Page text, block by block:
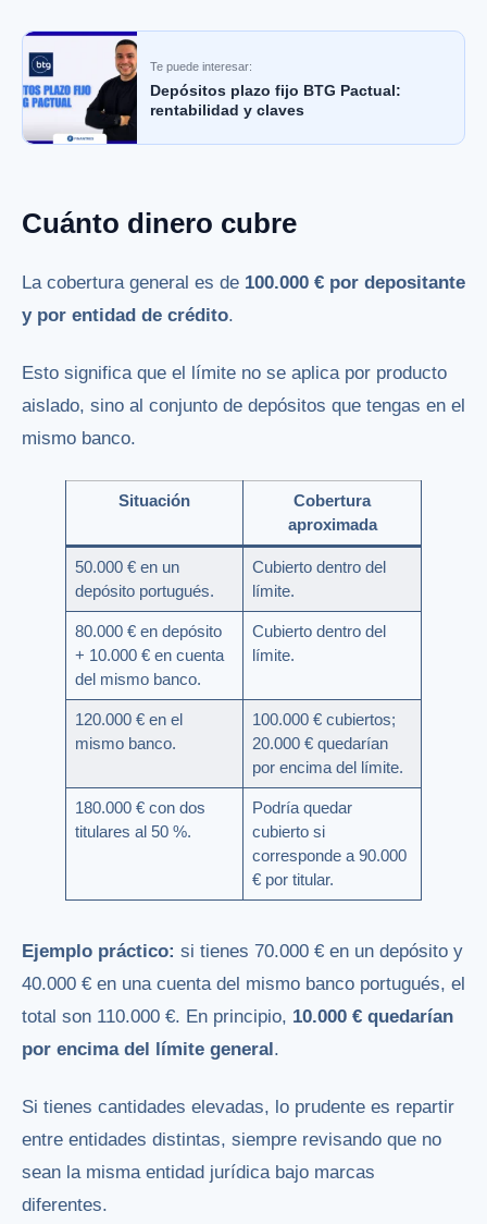
Te puede interesar:
Depósitos plazo fijo BTG Pactual:
rentabilidad y claves
Cuánto dinero cubre
La cobertura general es de 100.000 € por depositante
y por entidad de crédito.
Esto significa que el límite no se aplica por producto
aislado, sino al conjunto de depósitos que tengas en el
mismo banco.
Situación
Cobertura
aproximada
50.000 € en un
depósito portugués.
Cubierto dentro del
límite.
80.000 € en depósito
+ 10.000 € en cuenta
del mismo banco.
Cubierto dentro del
límite.
120.000 € en el
mismo banco.
100.000 € cubiertos;
20.000 € quedarían
por encima del límite.
180.000 € con dos
titulares al 50 %.
Podría quedar
cubierto si
corresponde a 90.000
€ por titular.
Ejemplo práctico: si tienes 70.000 € en un depósito y
40.000 € en una cuenta del mismo banco portugués, el
total son 110.000 €. En principio, 10.000 € quedarían
por encima del límite general.
Si tienes cantidades elevadas, lo prudente es repartir
entre entidades distintas, siempre revisando que no
sean la misma entidad jurídica bajo marcas
diferentes.